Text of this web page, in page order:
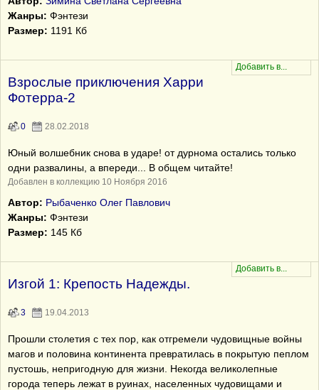
Жанры: Фэнтези
Размер: 1191 Кб
Взрослые приключения Харри
Фотерра-2
0 28.02.2018
Юный волшебник снова в ударе! от дурнома остались только
одни развалины, а впереди... В общем читайте!
Добавлен в коллекцию 10 Ноября 2016
Автор: Рыбаченко Олег Павлович
Жанры: Фэнтези
Размер: 145 Кб
Изгой 1: Крепость Надежды.
3 19.04.2013
Прошли столетия с тех пор, как отгремели чудовищные войны
магов и половина континента превратилась в покрытую пеплом
пустошь, непригодную для жизни. Некогда великолепные
города теперь лежат в руинах, населенных чудовищами и